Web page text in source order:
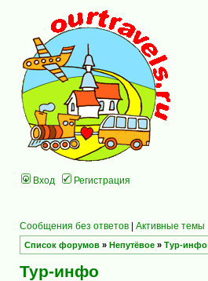
Вход Регистрация
Сообщения без ответов | Активные темы
Список форумов » Непутёвое » Тур-инфо
Тур-инфо